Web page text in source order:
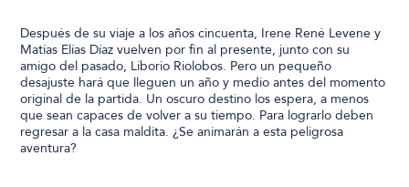
Después de su viaje a los años cincuenta, Irene René Levene y
Matías Elías Díaz vuelven por fin al presente, junto con su
amigo del pasado, Liborio Riolobos. Pero un pequeño
desajuste hará que lleguen un año y medio antes del momento
original de la partida. Un oscuro destino los espera, a menos
que sean capaces de volver a su tiempo. Para lograrlo deben
regresar a la casa maldita. ¿Se animarán a esta peligrosa
aventura?